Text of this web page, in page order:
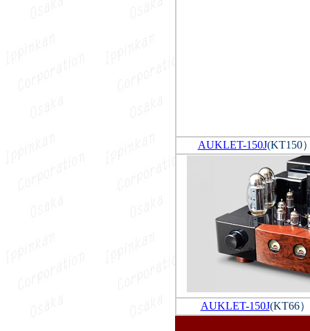
AUKLET-150J(KT150
AUKLET-150J(KT66）